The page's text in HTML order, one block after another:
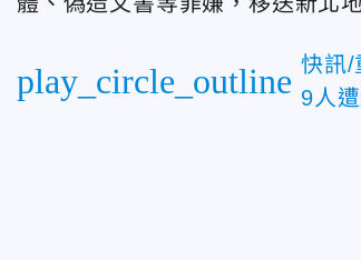
play_circle_outline 快訊/
9人